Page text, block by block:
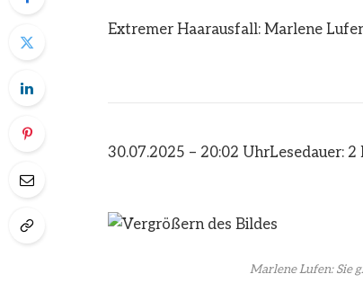
Extremer Haarausfall: Marlene
30.07.2025 – 20:02 UhrLesedauer: 2
Marlene Lufen: Sie